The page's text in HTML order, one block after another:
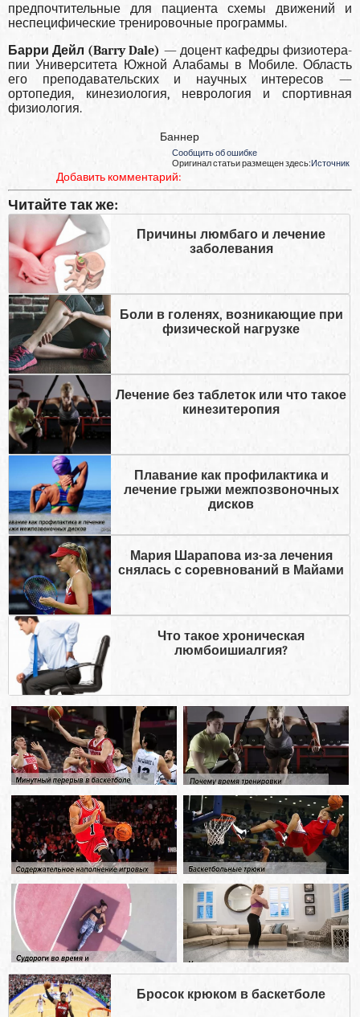
предпочтительные для паци­ента схемы движений и
неспецифические трени­ровочные программы.
Барри Дейл (Barry Dale) — доцент кафедры физиотера­
пии Университета Южной Алабамы в Мобиле. Область
его преподавательских и научных интересов —
ортопедия, кинезиология, неврология и спортивная
физиология.
Баннер
Сообщить об ошибке
Оригинал статьи размещен здесь:Источник
Добавить комментарий:
Читайте так же:
Причины люмбаго и лечение
заболевания
Боли в голенях, возникающие при
физической нагрузке
Лечение без таблеток или что такое
кинезитеропия
Плавание как профилактика и
лечение грыжи межпозвоночных
дисков
Мария Шарапова из-за лечения
снялась с соревнований в Майами
Что такое хроническая
люмбоишиалгия?
Бросок крюком в баскетболе